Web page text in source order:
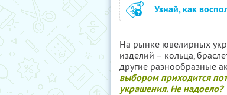
Узнай, как
На рынке ювелирных
изделий – кольца,
другие разнообразные
выбором приходится
украшения. Не надоело?